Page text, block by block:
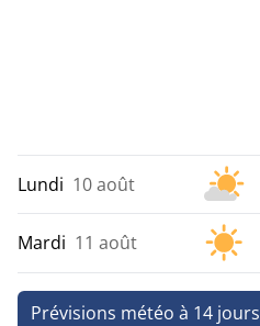
Lundi 10 août
Mardi 11 août
Prévisions météo à 14 jours